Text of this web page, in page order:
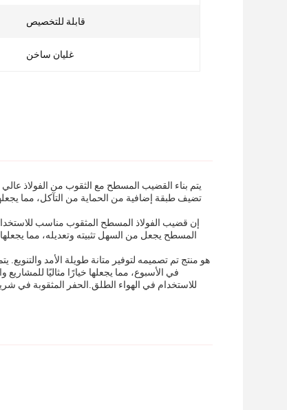
قابلة للتخصيص
غليان ساخن
يتم بناء القضيب المسطح مع الثقوب من الفولاذ
تضيف طبقة إضافية من الحماية من التآكل، مما
إن قضيب الفولاذ المسطح المثقوب مناسب
المسطح يجعل من السهل تثبيته وتعديله، مما
في الأسبوع، مما يجعلها خيارًا مثاليًا
للاستخدام في الهواء الطلق.الحفر المثقوبة في